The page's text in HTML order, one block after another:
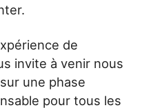
de
invite à venir nous
une phase
pour tous les